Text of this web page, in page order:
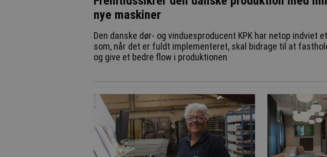
nye maskiner
Den danske dør- og vinduesproducent KPK har netop indviet
som, når det er fuldt implementeret, skal bidrage til at
og give et bedre flow i produktionen